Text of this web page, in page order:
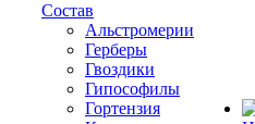
Состав
Альстромерии
Герберы
Гвоздики
Гипософилы
Гортензия